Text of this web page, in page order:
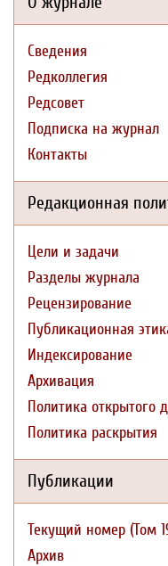
Сведения
Редколлегия
Редсовет
Подписка на журнал
Контакты
Редакционная
Цели и задачи
Разделы журнала
Рецензирование
Публикационная
Индексирование
Архивация
Политика открытого
Политика раскрытия
Публикации
Текущий номер (Том
Архив